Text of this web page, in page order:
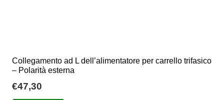
Collegamento ad L dell’alimentatore per carrello trifasico
– Polarità esterna
€47,30